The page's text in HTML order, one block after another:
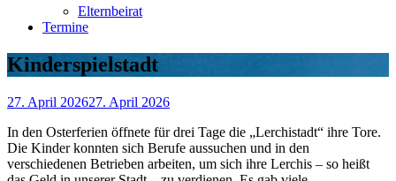
Elternbeirat
Termine
Kinderspielstadt
27. April 202627. April 2026
In den Osterferien öffnete für drei Tage die „Lerchistadt“ ihre Tore.
Die Kinder konnten sich Berufe aussuchen und in den
verschiedenen Betrieben arbeiten, um sich ihre Lerchis – so heißt